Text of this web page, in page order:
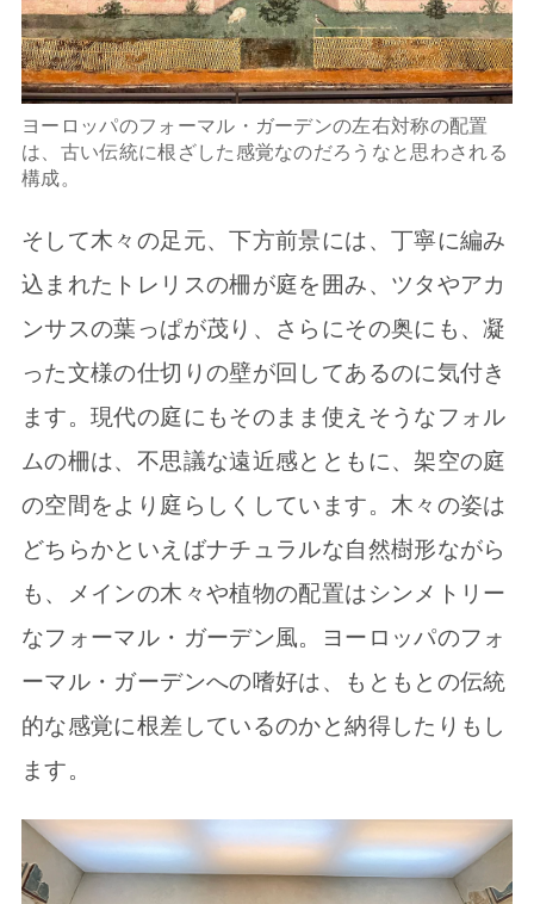
ヨーロッパのフォーマル・ガーデンの左右対称の配置
は、古い伝統に根ざした感覚なのだろうなと思わされる
構成。
そして木々の足元、下方前景には、丁寧に編み
込まれたトレリスの柵が庭を囲み、ツタやアカ
ンサスの葉っぱが茂り、さらにその奥にも、凝
った文様の仕切りの壁が回してあるのに気付き
ます。現代の庭にもそのまま使えそうなフォル
ムの柵は、不思議な遠近感とともに、架空の庭
の空間をより庭らしくしています。木々の姿は
どちらかといえばナチュラルな自然樹形ながら
も、メインの木々や植物の配置はシンメトリー
なフォーマル・ガーデン風。ヨーロッパのフォ
ーマル・ガーデンへの嗜好は、もともとの伝統
的な感覚に根差しているのかと納得したりもし
ます。